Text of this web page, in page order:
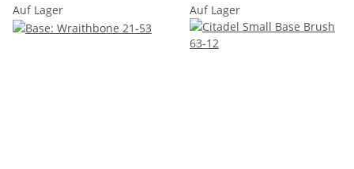
Auf Lager Auf Lager